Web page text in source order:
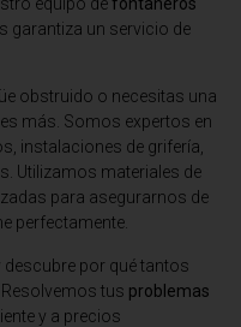
garantiza un servicio de
obstruido o necesitas una
más. Somos expertos en
instalaciones de grifería,
Utilizamos materiales de
para asegurarnos de
perfectamente.
descubre por qué tantos
tus problemas
y a precios